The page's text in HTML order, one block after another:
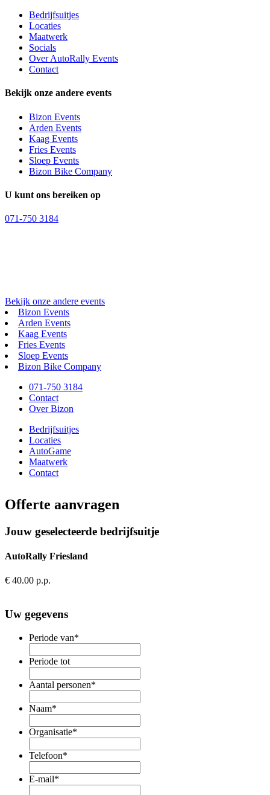
Bedrijfsuitjes
Locaties
Maatwerk
Socials
Over AutoRally Events
Contact
Bekijk onze andere events
Bizon Events
Arden Events
Kaag Events
Fries Events
Sloep Events
Bizon Bike Company
U kunt ons bereiken op
071-750 3184
Bekijk onze andere events
Bizon Events
Arden Events
Kaag Events
Fries Events
Sloep Events
Bizon Bike Company
071-750 3184
Contact
Over Bizon
Bedrijfsuitjes
Locaties
AutoGame
Maatwerk
Contact
Offerte aanvragen
Jouw geselecteerde bedrijfsuitje
AutoRally Friesland
€ 40.00 p.p.
Uw gegevens
Periode van*
Periode tot
Aantal personen*
Naam*
Organisatie*
Telefoon*
E-mail*